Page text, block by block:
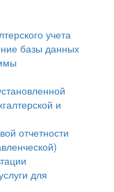
учета
базы данных
и
отчетности
для